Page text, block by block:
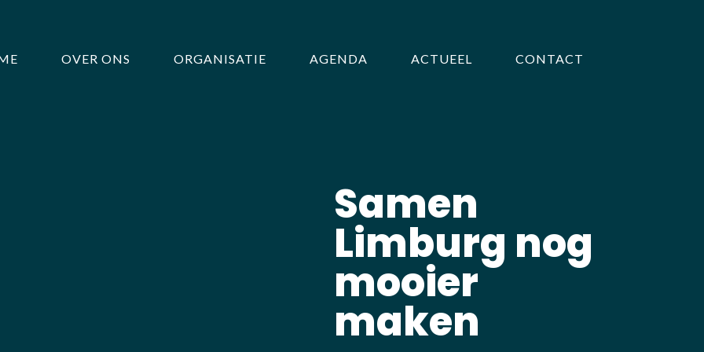
OVER ONS ORGANISATIE AGENDA ACTUEEL CONTACT
Samen
Limburg nog
mooier
maken